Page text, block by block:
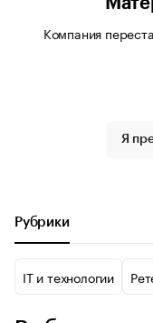
Источник
Компания
Я
Рубрики
IT и технологии